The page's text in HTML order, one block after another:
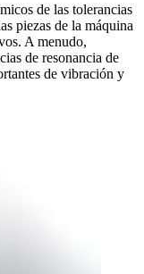
de las tolerancias
piezas de la máquina
A menudo,
de resonancia de
de vibración y